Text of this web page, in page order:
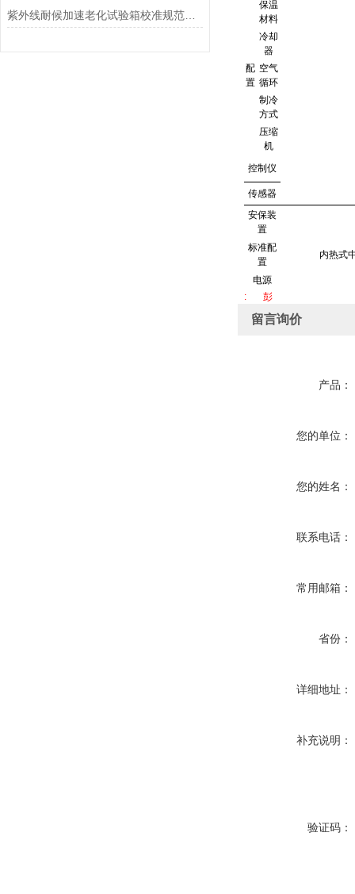
紫外线耐候加速老化试验箱校准规范以及应用领域
配
置
保温
材料
冷却
器
空气
循环
制冷
方式
压缩
机
控制仪
传感器
安保装
置
标准配
置
内热式
电源
: 彭
留言询价
产品：
您的单位：
您的姓名：
联系电话：
常用邮箱：
省份：
详细地址：
补充说明：
验证码：